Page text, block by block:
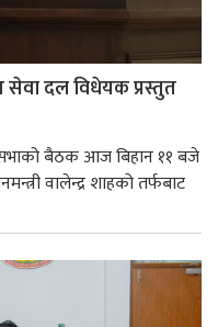
सेवा दल विधेयक प्रस्तुत
बैठक आज बिहान ११ बजे
वालेन्द्र शाहको तर्फबाट